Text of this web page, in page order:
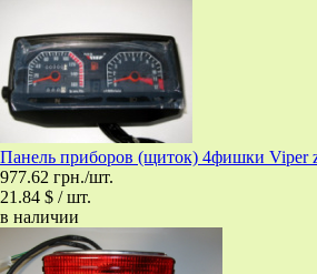
Панель приборов (щиток) 4фишки Viper
977.62 грн./шт.
21.84 $ / шт.
в наличии